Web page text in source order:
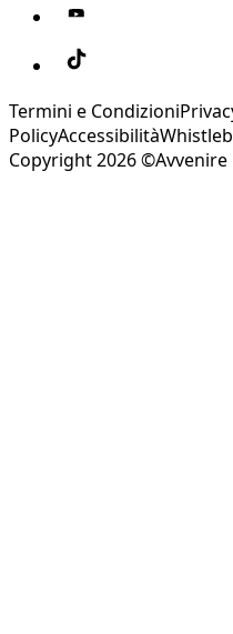
Termini e Condizioni
PolicyAccessibilità
Copyright 2026 ©Avvenire